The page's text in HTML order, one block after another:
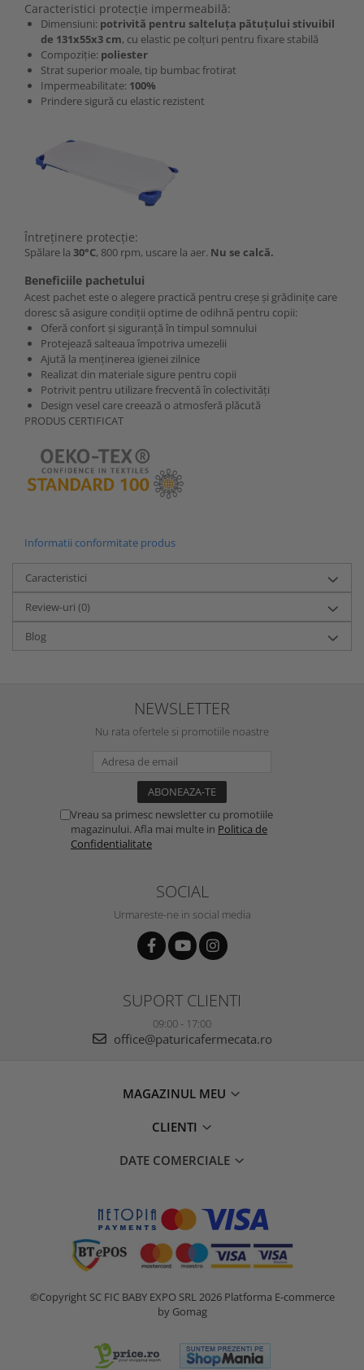
Caracteristici protecție impermeabilă:
Dimensiuni: potrivită pentru salteluța pătuțului stivuibil
de 131x55x3 cm, cu elastic pe colțuri pentru fixare stabilă
Compoziție: poliester
Strat superior moale, tip bumbac frotirat
Impermeabilitate: 100%
Prindere sigură cu elastic rezistent
Întreținere protecție:
Spălare la 30°C, 800 rpm, uscare la aer. Nu se calcă.
Beneficiile pachetului
Acest pachet este o alegere practică pentru creșe și grădinițe care
doresc să asigure condiții optime de odihnă pentru copii:
Oferă confort și siguranță în timpul somnului
Protejează salteaua împotriva umezelii
Ajută la menținerea igienei zilnice
Realizat din materiale sigure pentru copii
Potrivit pentru utilizare frecventă în colectivități
Design vesel care creează o atmosferă plăcută
PRODUS CERTIFICAT
Informatii conformitate produs
Caracteristici
Review-uri (0)
Blog
NEWSLETTER
Nu rata ofertele si promotiile noastre
Vreau sa primesc newsletter cu promotiile
magazinului. Afla mai multe in Politica de
Confidentialitate
SOCIAL
Urmareste-ne in social media
SUPORT CLIENTI
09:00 - 17:00
office@paturicafermecata.ro
MAGAZINUL MEU
CLIENTI
DATE COMERCIALE
©Copyright SC FIC BABY EXPO SRL 2026 Platforma E-commerce
by Gomag